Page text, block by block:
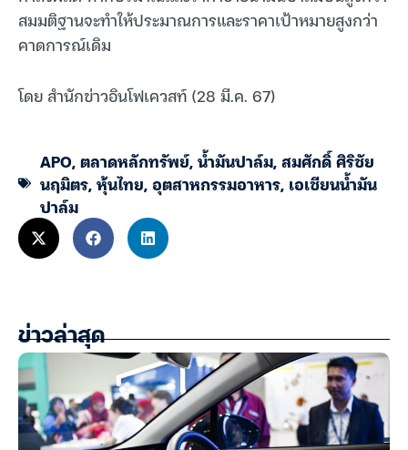
สมมติฐานจะทำให้ประมาณการและราคาเป้าหมายสูงกว่า
คาดการณ์เดิม
โดย สำนักข่าวอินโฟเควสท์ (28 มี.ค. 67)
APO,ตลาดหลักทรัพย์,น้ำมันปาล์ม,สมศักดิ์ ศิริชัย
นฤมิตร,หุ้นไทย,อุตสาหกรรมอาหาร, เอเชียนน้ำมัน
ปาล์ม
ข่าวล่าสุด